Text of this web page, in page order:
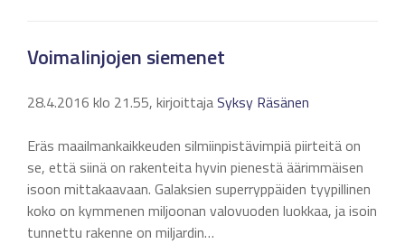
Voimalinjojen siemenet
28.4.2016 klo 21.55, kirjoittajaSyksy Räsänen
Eräs maailmankaikkeuden silmiinpistävimpiä piirteitä on
se, että siinä on rakenteita hyvin pienestä äärimmäisen
isoon mittakaavaan. Galaksien superryppäiden tyypillinen
koko on kymmenen miljoonan valovuoden luokkaa, ja isoin
tunnettu rakenne on miljardin…